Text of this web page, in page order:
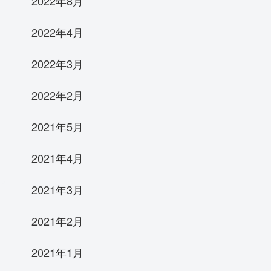
2022年4月
2022年3月
2022年2月
2021年5月
2021年4月
2021年3月
2021年2月
2021年1月